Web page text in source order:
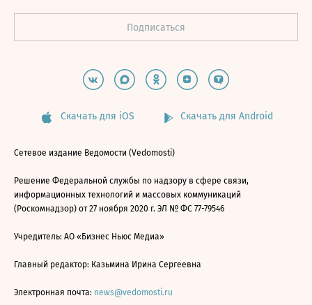
Скачать для iOS Скачать для Android
Сетевое издание Ведомости (Vedomosti)
Решение Федеральной службы по надзору в сфере связи,
информационных технологий и массовых коммуникаций
(Роскомнадзор) от 27 ноября 2020 г. ЭЛ № ФС 77-79546
Учредитель: АО «Бизнес Ньюс Медиа»
Главный редактор: Казьмина Ирина Сергеевна
Электронная почта: news@vedomosti.ru